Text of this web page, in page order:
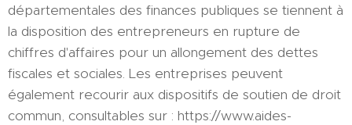
départementales des finances publiques se tiennent à
la disposition des entrepreneurs en rupture de
chiffres d'affaires pour un allongement des dettes
fiscales et sociales. Les entreprises peuvent
également recourir aux dispositifs de soutien de droit
commun, consultables sur : https://www.aides-